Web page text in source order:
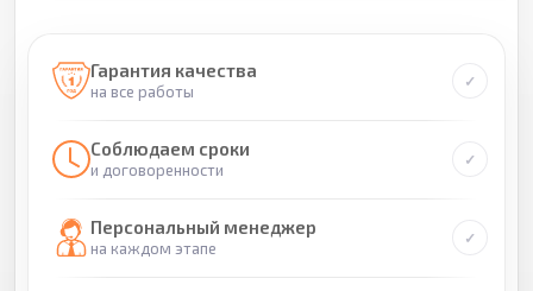
Гарантия качества
на все работы
Соблюдаем сроки
и договоренности
Персональный менеджер
на каждом этапе